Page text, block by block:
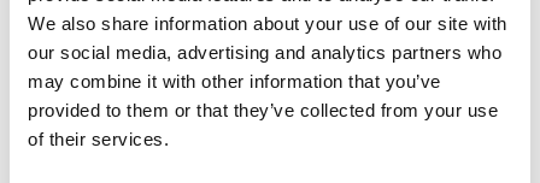
We also share information about your use of our site with
our social media, advertising and analytics partners who
may combine it with other information that you’ve
provided to them or that they’ve collected from your use
of their services.
cancellerà tempestivamente tutti i dati personali
involontariamente raccolti e relativi a soggetti minori di anni 18.
La società ha nominato ilResponsabile della Protezione dei
Dati (RSD o DPO),ai sensi dell’art. 37 del GDPR, nella persona
dell’ Avv. Clementina Baroni (P.IVA 02001880356 e C.F.